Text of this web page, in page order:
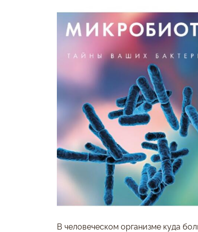
В человеческом организме куда